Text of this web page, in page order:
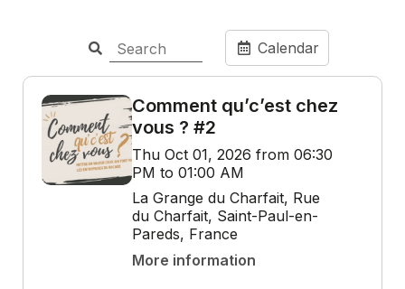
Calendar
Comment qu’c’est chez
vous ? #2
Thu Oct 01, 2026 from 06:30
PM to 01:00 AM
La Grange du Charfait, Rue
du Charfait, Saint-Paul-en-
Pareds, France
More information